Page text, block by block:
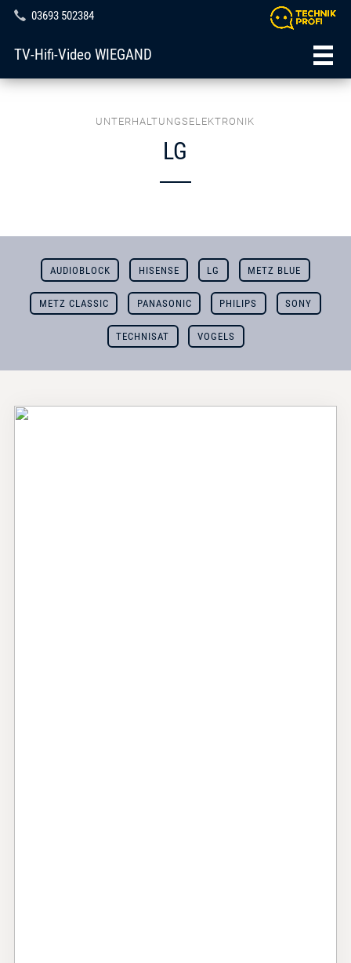
03693 502384
TV-Hifi-Video WIEGAND
UNTERHALTUNGSELEKTRONIK
LG
AUDIOBLOCK HISENSE LG METZ BLUE
METZ CLASSIC PANASONIC PHILIPS SONY
TECHNISAT VOGELS